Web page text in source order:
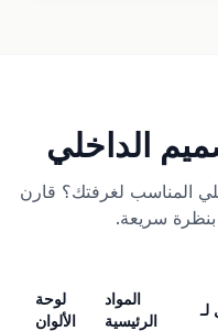
الداخلي
المناسب لغرفتك؟ قارن
بنظرة سريعة.
لـ
المواد
الرئيسية
لوحة
الألوان